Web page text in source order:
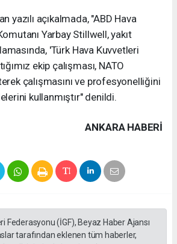
yazılı açıkalmada, "ABD Hava
Yarbay Stillwell, yakıt
'Türk Hava Kuvvetleri
ekip çalışması, NATO
çalışmasını ve profesyonelliğini
kullanmıştır" denildi.
ANKARA HABERİ
Federasyonu (İGF), Beyaz Haber Ajansı
tarafından eklenen tüm haberler,